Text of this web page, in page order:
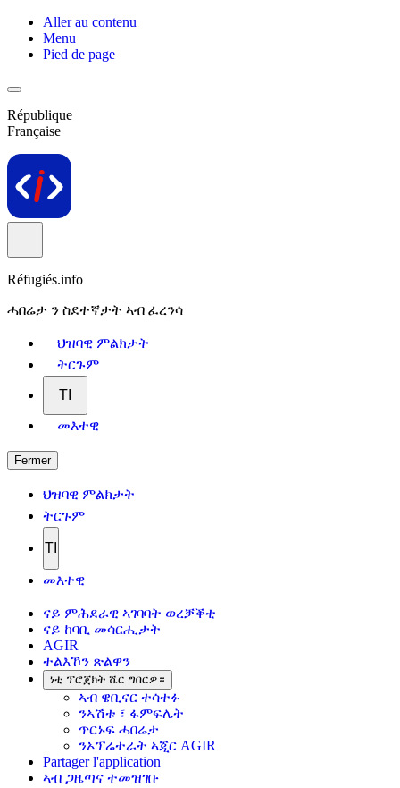
Aller au contenu
Menu
Pied de page
République
Française
Réfugiés.info
ሓበሬታ ን ስደተኛታት ኣብ ፈረንሳ
ህዝባዊ ምልክታት
ትርጉም
TI
መእተዊ
Fermer
ህዝባዊ ምልክታት
ትርጉም
TI
መእተዊ
ናይ ምሕደራዊ ኣገባባት ወረቓቕቲ
ናይ ከባቢ መሳርሒታት
AGIR
ተልእኾን ጽልዋን
ነቲ ፕሮጀክት ሼር ግበርዎ።
ኣብ ዌቢናር ተሳተፉ
ንኣሽቱ ፣ ፋምፍሌት
ጥርኑፍ ሓበሬታ
ንኦፕሬተራት ኣጂር AGIR
Partager l'application
ኣብ ጋዜጣና ተመዝገቡ